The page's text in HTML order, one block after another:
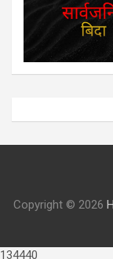
Copyright © 2026
134440